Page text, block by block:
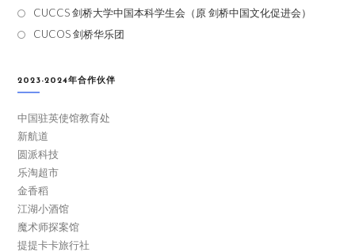
CUCCS 剑桥大学中国本科学生会（原 剑桥中国文化促进会）
CUCOS 剑桥华乐团
2023-2024年合作伙伴
中国驻英使馆教育处
新航道
圆派科技
乐淘超市
金香稻
江湖小酒馆
魔术师探案馆
提提卡卡旅行社